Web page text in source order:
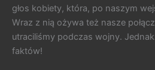
głos kobiety, która, po naszym
Wraz z nią ożywa też nasze
utraciliśmy podczas wojny.
faktów!